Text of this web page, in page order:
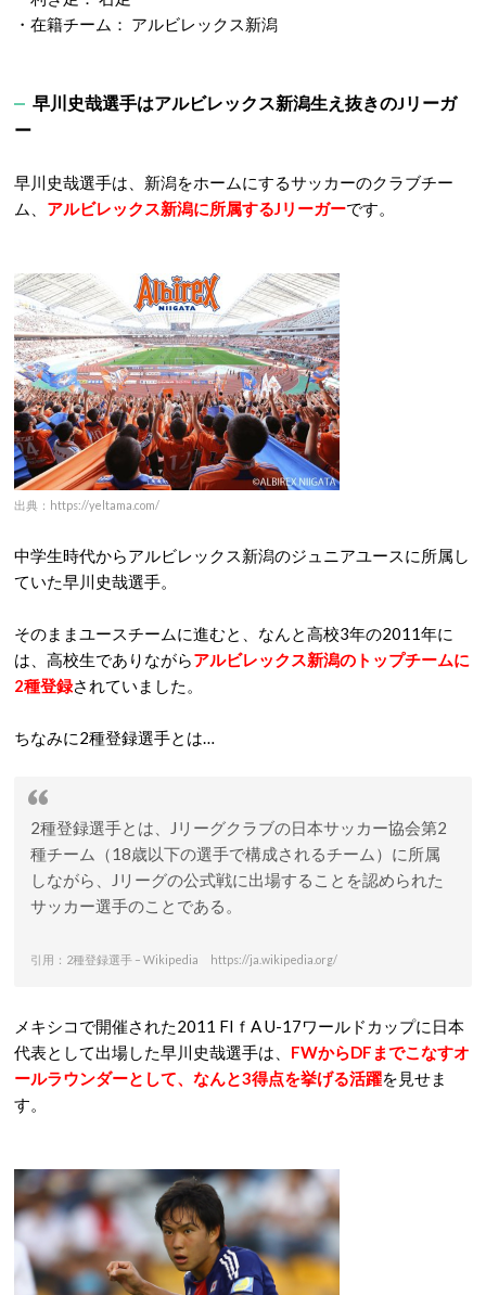
・在籍チーム： アルビレックス新潟
早川史哉選手はアルビレックス新潟生え抜きのJリーガ
ー
早川史哉選手は、新潟をホームにするサッカーのクラブチー
ム、 アルビレックス新潟に所属するJリーガーです。
出典：https://yeltama.com/
中学生時代からアルビレックス新潟のジュニアユースに所属し
ていた早川史哉選手。
そのままユースチームに進むと、なんと高校3年の2011年に
は、高校生でありながらアルビレックス新潟のトップチームに
2種登録されていました。
ちなみに2種登録選手とは…
2種登録選手とは、Jリーグクラブの日本サッカー協会第2
種チーム（18歳以下の選手で構成されるチーム）に所属
しながら、Jリーグの公式戦に出場することを認められた
サッカー選手のことである。
引用：2種登録選手 – Wikipedia https://ja.wikipedia.org/
メキシコで開催された2011 FIｆA U-17ワールドカップに日本
代表として出場した早川史哉選手は、 FWからDFまでこなすオ
ールラウンダーとして、なんと3得点を挙げる活躍を見せま
す。